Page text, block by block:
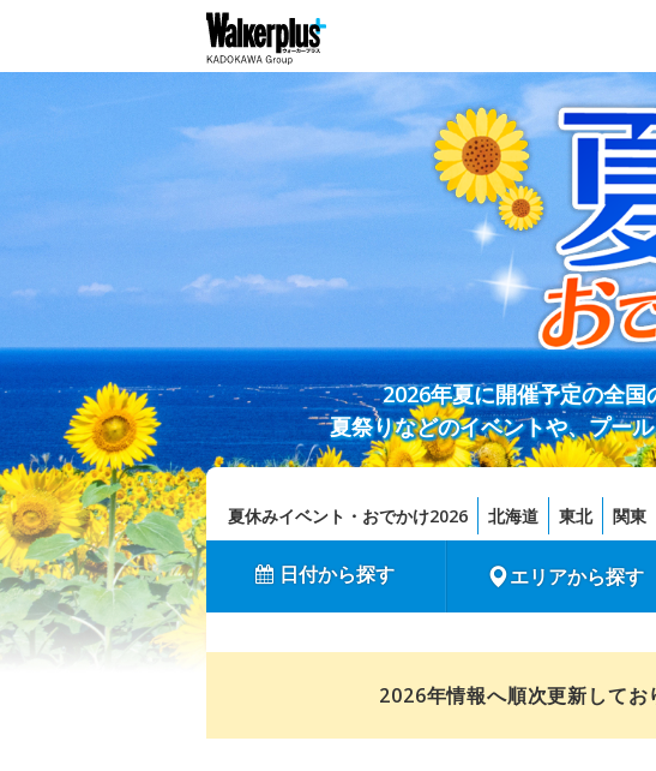
2026年夏に開催予定の全
夏祭りなどのイベントや、プー
夏休みイベント・おでかけ2026 北海道 東北 関東
日付から探す エリアから探す
2026年情報へ順次更新してお